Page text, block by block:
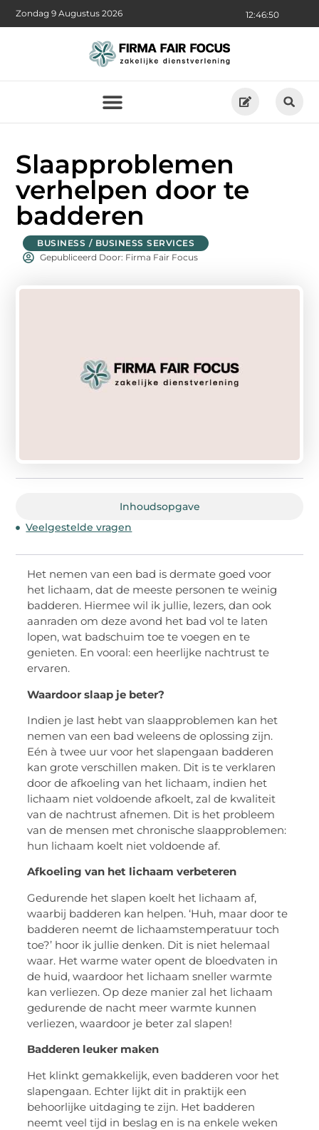
12:46:51
Zondag 9 Augustus 2026
Slaapproblemen
verhelpen door te
badderen
BUSINESS / BUSINESS SERVICES
Gepubliceerd Door: Firma Fair Focus
Inhoudsopgave
Veelgestelde vragen
Het nemen van een bad is dermate goed voor
het lichaam, dat de meeste personen te weinig
badderen. Hiermee wil ik jullie, lezers, dan ook
aanraden om deze avond het bad vol te laten
lopen, wat badschuim toe te voegen en te
genieten. En vooral: een heerlijke nachtrust te
ervaren.
Waardoor slaap je beter?
Indien je last hebt van slaapproblemen kan het
nemen van een bad weleens de oplossing zijn.
Eén à twee uur voor het slapengaan badderen
kan grote verschillen maken. Dit is te verklaren
door de afkoeling van het lichaam, indien het
lichaam niet voldoende afkoelt, zal de kwaliteit
van de nachtrust afnemen. Dit is het probleem
van de mensen met chronische slaapproblemen:
hun lichaam koelt niet voldoende af.
Afkoeling van het lichaam verbeteren
Gedurende het slapen koelt het lichaam af,
waarbij badderen kan helpen. ‘Huh, maar door te
badderen neemt de lichaamstemperatuur toch
toe?’ hoor ik jullie denken. Dit is niet helemaal
waar. Het warme water opent de bloedvaten in
de huid, waardoor het lichaam sneller warmte
kan verliezen. Op deze manier zal het lichaam
gedurende de nacht meer warmte kunnen
verliezen, waardoor je beter zal slapen!
Badderen leuker maken
Het klinkt gemakkelijk, even badderen voor het
slapengaan. Echter lijkt dit in praktijk een
behoorlijke uitdaging te zijn. Het badderen
neemt veel tijd in beslag en is na enkele weken